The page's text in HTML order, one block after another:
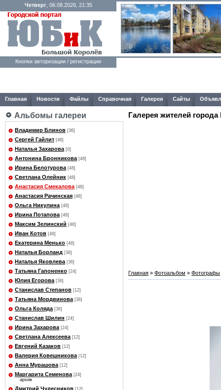
Четверг, 06.08.2026, 21:35
Кнопки авторизации / регистрации
Главная Новости Файлы Справочная Галерея Сайты
Альбомы галереи
Владимир Блинов [36]
Сергей Гайлит [48]
Наталья Захарова [0]
Антонина Бронникова [48]
Ирина Белотурова [48]
Светлана Олейник [48]
Анастасия Смекалова [48]
Анастасия Рачинская [48]
Ольга Никулина [48]
Ирина Потапова [48]
Максим Зелинский [48]
Иван Котов [48]
Екатерина Менько [48]
Наталья Борланд [36]
Наталья Яковлева [36]
Татьяна Гапоненко [24]
Юлия Егорова [36]
Станислав Степанов [12]
Татьяна Мордвинова [36]
Ольга Коляда [36]
Станислав Шилин [24]
Ирина Захарова [24]
Светлана Алексеева [12]
Евгений Казаков [12]
Валерия Ковешникова [12]
Анна Мурашова [12]
Маргарита Семенова [24]
архив
Дмитрий Чудесников [12]
Галерея жителей города
Главная » Фотоальбом » Фотографы